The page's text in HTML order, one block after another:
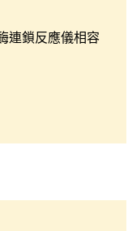
連鎖反應儀相容